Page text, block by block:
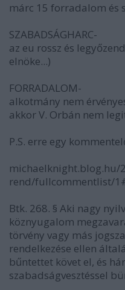
márc 15 forradalom és
SZABADSÁGHARC-
az eu rossz és
elnöke...)
FORRADALOM-
alkotmány nem
akkor V. Orbán nem
P.S. erre egy
michaelknight.blog.hu/
rend/fullcommentlist/
Btk. 268. § Aki nagy
köznyugalom
törvény vagy más
rendelkezése ellen
bűntettet követ el, és
szabadságvesztéssel